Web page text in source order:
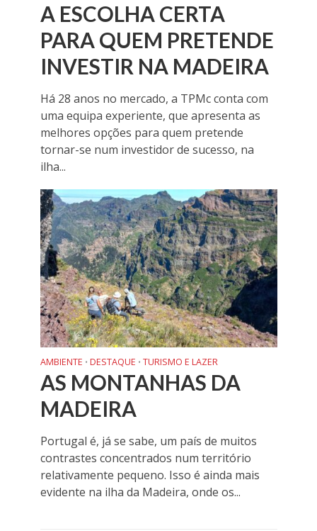
A ESCOLHA CERTA
PARA QUEM PRETENDE
INVESTIR NA MADEIRA
Há 28 anos no mercado, a TPMc conta com
uma equipa experiente, que apresenta as
melhores opções para quem pretende
tornar-se num investidor de sucesso, na
ilha...
AMBIENTE • DESTAQUE • TURISMO E LAZER
AS MONTANHAS DA
MADEIRA
Portugal é, já se sabe, um país de muitos
contrastes concentrados num território
relativamente pequeno. Isso é ainda mais
evidente na ilha da Madeira, onde os...